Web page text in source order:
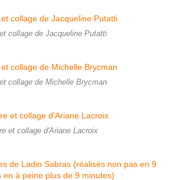
collage de Jacqueline Putatti
collage de Michelle Brycman
et collage d'Ariane Lacroix